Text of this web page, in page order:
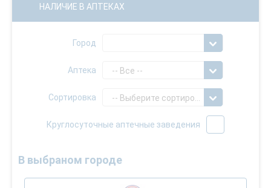
НАЛИЧИЕ В АПТЕКАХ
Город
Аптека -- Все --
Сортировка
Круглосуточные аптечные заведения
В выбраном городе